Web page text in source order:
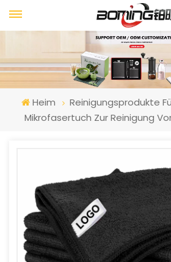
Heim
Reinigungsprodukte
Mikrofasertuch Zur Reinigung